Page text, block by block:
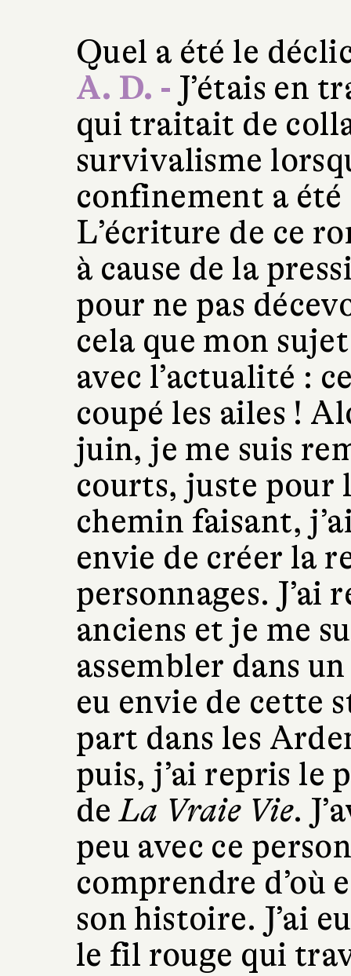
Quel a été le
A. D. - J’étais en
qui traitait de
survivalisme
confinement a été
L’écriture de ce
à cause de la
pour ne pas
cela que mon
avec l’actualité :
coupé les ailes !
juin, je me suis
courts, juste pour
chemin faisant,
envie de créer la
personnages. J’ai
anciens et je me
assembler dans
eu envie de cette
part dans les
puis, j’ai repris le
deLa Vraie Vie.
peu avec ce
comprendre d’où
son histoire. J’ai
le fil rouge qui